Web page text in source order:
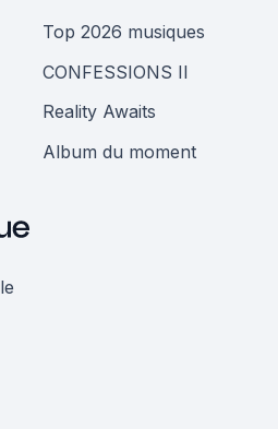
Top 2026 musiques
CONFESSIONS II
Reality Awaits
Album du moment